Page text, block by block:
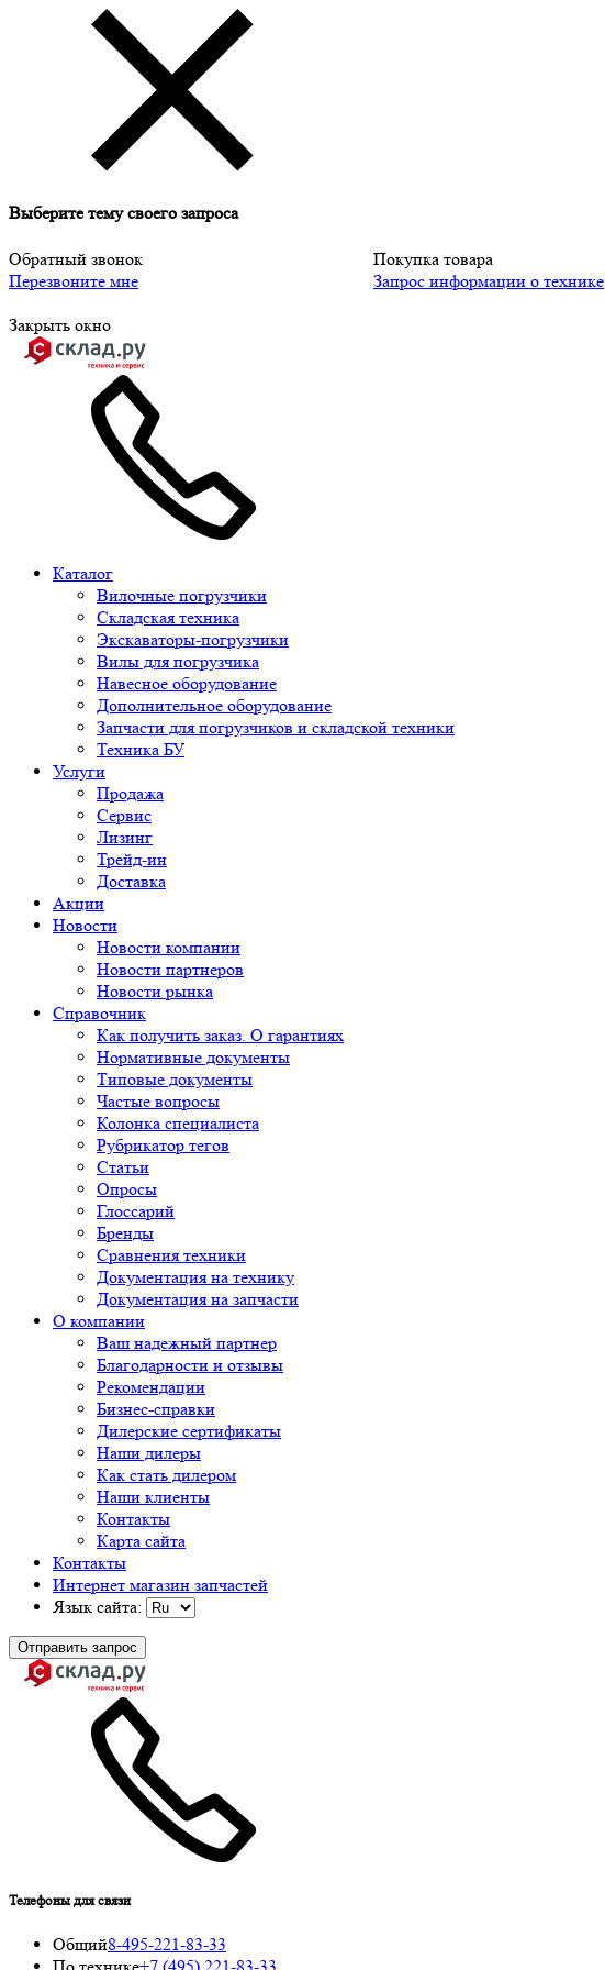
Выберите тему своего запроса
Обратный звонок
Перезвоните мне
Покупка товара
Запрос информации о технике
Закрыть окно
Каталог
Вилочные погрузчики
Складская техника
Экскаваторы-погрузчики
Вилы для погрузчика
Навесное оборудование
Дополнительное оборудование
Запчасти для погрузчиков и складской техники
Техника БУ
Услуги
Продажа
Сервис
Лизинг
Трейд-ин
Доставка
Акции
Новости
Новости компании
Новости партнеров
Новости рынка
Справочник
Как получить заказ. О гарантиях
Нормативные документы
Типовые документы
Частые вопросы
Колонка специалиста
Рубрикатор тегов
Статьи
Опросы
Глоссарий
Бренды
Сравнения техники
Документация на технику
Документация на запчасти
О компании
Ваш надежный партнер
Благодарности и отзывы
Рекомендации
Бизнес-справки
Дилерские сертификаты
Наши дилеры
Как стать дилером
Наши клиенты
Контакты
Карта сайта
Контакты
Интернет магазин запчастей
Язык сайта:
Отправить запрос
Телефоны для связи
Общий8-495-221-83-33